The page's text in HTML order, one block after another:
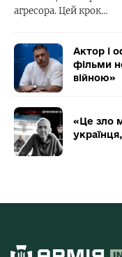
агресора. Цей крок…
Актор і
фільми
війною»
«Це зло